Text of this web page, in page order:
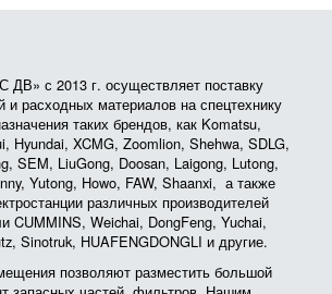
ДВ» с 2013 г. осуществляет поставку
и расходных материалов на спецтехнику
таких брендов, как Komatsu,
Hyundai, XCMG, Zoomlion, Shehwa, SDLG,
SEM, LiuGong, Doosan, Laigong, Lutong,
Yutong, Howo, FAW, Shaanxi, а также
различных производителей
CUMMINS, Weichai, DongFeng, Yuchai,
Sinotruk, HUAFENGDONGLI и другие.
позволяют разместить большой